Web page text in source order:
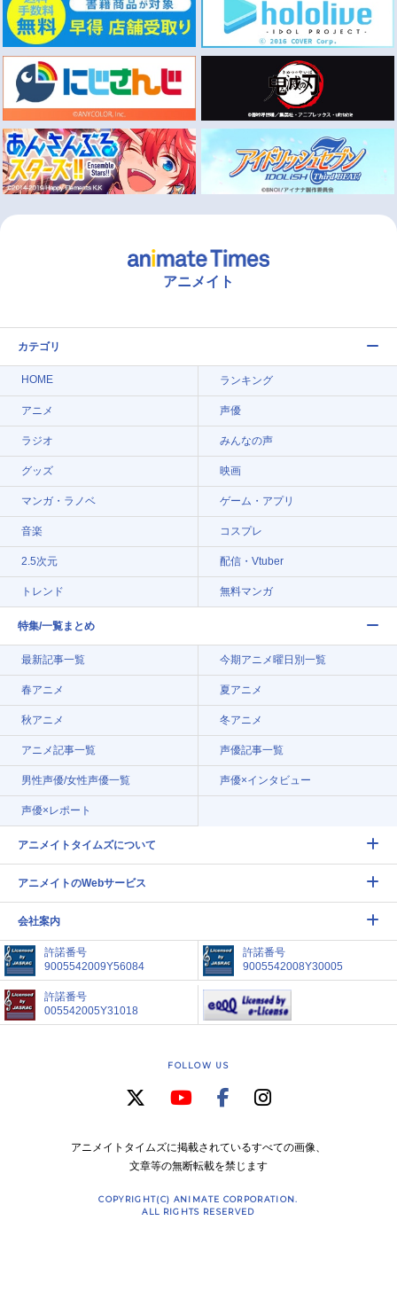
アニメイト
カテゴリ
HOME ランキング
アニメ 声優
ラジオ みんなの声
グッズ 映画
マンガ・ラノベ ゲーム・アプリ
音楽 コスプレ
2.5次元 配信・Vtuber
トレンド 無料マンガ
特集/一覧まとめ
最新記事一覧 今期アニメ曜日別一覧
春アニメ 夏アニメ
秋アニメ 冬アニメ
アニメ記事一覧 声優記事一覧
男性声優/女性声優一覧 声優×インタビュー
声優×レポート
アニメイトタイムズについて
アニメイトのWebサービス
会社案内
許諾番号
9005542009Y56084
許諾番号
9005542008Y30005
許諾番号
005542005Y31018
FOLLOW US
アニメイトタイムズに掲載されているすべての画像、
文章等の無断転載を禁じます
COPYRIGHT(C) ANIMATE CORPORATION.
ALL RIGHTS RESERVED